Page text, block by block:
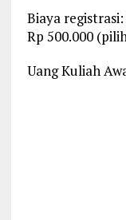
Biaya
Rp 500.000
Uang Kuliah